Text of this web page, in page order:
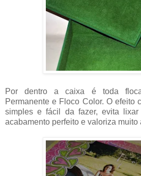
Por dentro a caixa é toda
Permanente e Floco Color. O efeito
simples e fácil da fazer, evita
acabamento perfeito e valoriza muito